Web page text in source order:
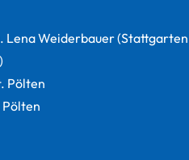
Lena Weiderbauer
Pölten